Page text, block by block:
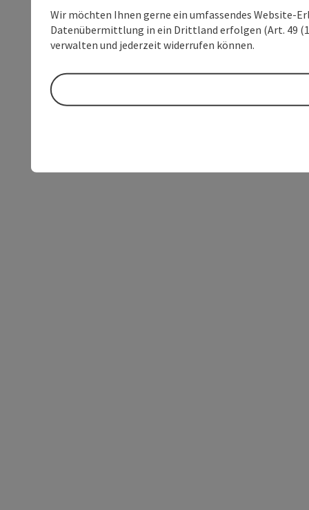
Wir möchten Ihnen gerne ein umfassendes Website-
Datenübermittlung in ein Drittland erfolgen (Art. 49
verwalten und jederzeit widerrufen können.